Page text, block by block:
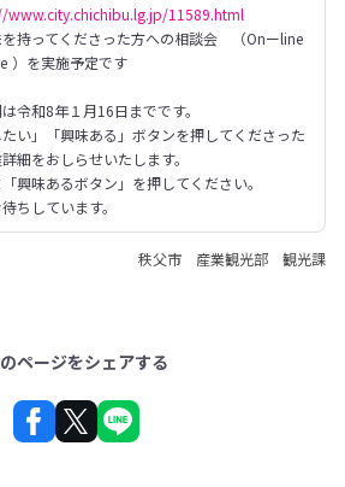
www.city.chichibu.lg.jp/11589.html
持ってくださった方への相談会　（Onーline
）を実施予定です
令和8年１月16日までです。
たい」「興味ある」ボタンを押してくださった
細をおしらせいたします。
興味あるボタン」を押してください。
ちしています。
秩父市 産業観光部 観光課
ページをシェアする